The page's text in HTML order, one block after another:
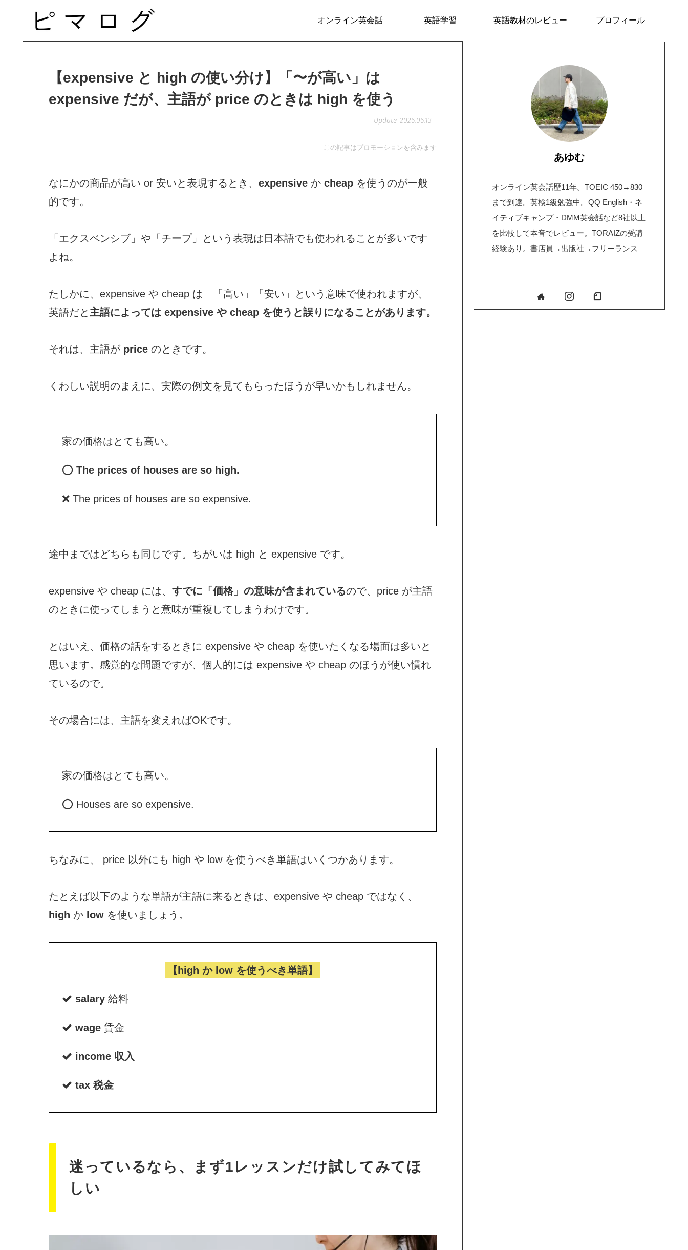
オンライン英会話 英語学習 英語教材のレビュー プロフィール
【expensive と high の使い分け】「〜が高い」は
expensive だが、主語が price のときは high を使う
2026.06.13
この記事はプロモーションを含みます
なにかの商品が高い or 安いと表現するとき、 expensive か cheap を使うのが一般
的です。
「エクスペンシブ」や「チープ」という表現は日本語でも使われることが多いです
よね。
たしかに、expensive や cheap は 「高い」「安い」という意味で使われますが、
英語だと 主語によっては expensive や cheap を使うと誤りになることがあります。
それは、主語が price のときです。
くわしい説明のまえに、実際の例文を見てもらったほうが早いかもしれません。
家の価格はとても高い。
⭕ The prices of houses are so high.
❌ The prices of houses are so expensive.
途中まではどちらも同じです。ちがいは high と expensive です。
expensive や cheap には、 すでに「価格」の意味が含まれているので、price が主語
のときに使ってしまうと意味が重複してしまうわけです。
とはいえ、価格の話をするときに expensive や cheap を使いたくなる場面は多いと
思います。感覚的な問題ですが、個人的には expensive や cheap のほうが使い慣れ
ているので。
その場合には、主語を変えればOKです。
家の価格はとても高い。
⭕ Houses are so expensive.
ちなみに、 price 以外にも high や low を使うべき単語はいくつかあります。
たとえば以下のような単語が主語に来るときは、expensive や cheap ではなく、
high か low を使いましょう。
【high か low を使うべき単語】
salary 給料
wage 賃金
income 収入
tax 税金
迷っているなら、まず1レッスンだけ試してみてほ
しい
あゆむ
オンライン英会話歴11年。TOEIC 450→830
まで到達。英検1級勉強中。QQ English・ネ
イティブキャンプ・DMM英会話など8社以上
を比較して本音でレビュー。TORAIZの受講
経験あり。書店員→出版社→フリーランス